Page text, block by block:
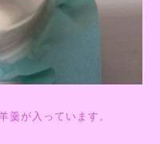
羹が入っています。